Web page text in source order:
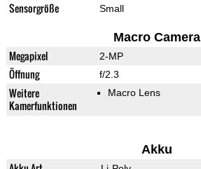
Sensorgröße Small
Macro Camera
Megapixel 2-MP
Öffnung f/2.3
Weitere
Kamerfunktionen
Macro Lens
Akku